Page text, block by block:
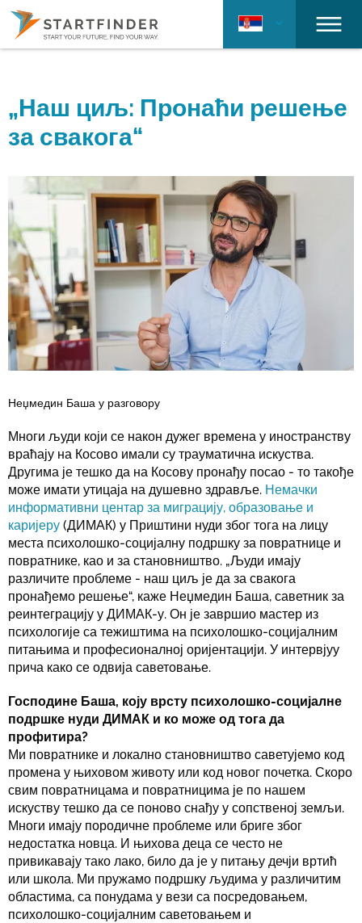
„Наш циљ: Пронаћи решење
за свакога“
Неџмедин Баша у разговору
Многи људи који се након дужег времена у иностранству
враћају на Косово имали су трауматична искуства.
Другима је тешко да на Косову пронађу посао - то такође
може имати утицаја на душевно здравље. Немачки
информативни центар за миграцију, образовање и
каријеру (ДИМАК) у Приштини нуди због тога на лицу
места психолошко-социјалну подршку за повратнице и
повратнике, као и за становништво. „Људи имају
различите проблеме - наш циљ је да за свакога
пронађемо решење“, каже Неџмедин Баша, саветник за
реинтеграцију у ДИМАК-у. Он је завршио мастер из
психологије са тежиштима на психолошко-социјалним
питањима и професионалној оријентацији. У интервјуу
прича како се одвија саветовање.
Господине Баша, коју врсту психолошко-социјалне
подршке нуди ДИМАК и ко може од тога да
профитира?
Ми повратнике и локално становништво саветујемо код
промена у њиховом животу или код новог почетка. Скоро
свим повратницама и повратницима је по нашем
искуству тешко да се поново снађу у сопственој земљи.
Многи имају породичне проблеме или бриге због
недостатка новца. И њихова деца се често не
привикавају тако лако, било да је у питању дечји вртић
или школа. Ми пружамо подршку људима у различитим
областима, са понудама у вези са посредовањем,
психолошко-социјалним саветовањем и